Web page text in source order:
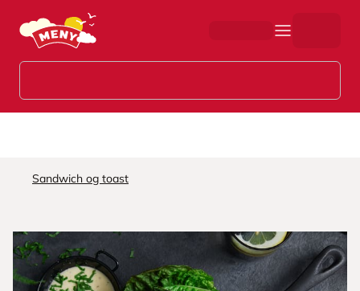
Hopp til hovedinnhold
Sandwich og toast